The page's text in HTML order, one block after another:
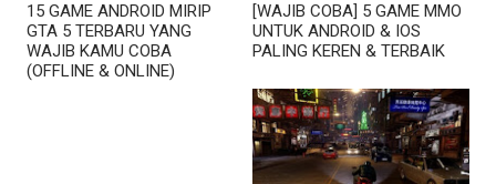
15 GAME ANDROID MIRIP
GTA 5 TERBARU YANG
WAJIB KAMU COBA
(OFFLINE & ONLINE)
[WAJIB COBA] 5 GAME MMO
UNTUK ANDROID & IOS
PALING KEREN & TERBAIK